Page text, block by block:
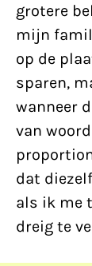
grotere
mijn
op de
sparen,
wanneer
van
dat
als ik me
dreig te